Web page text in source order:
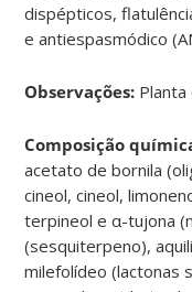
dispépticos,
e antiespasmódico
Observações:
Composição
acetato de bornila
cineol, cineol,
terpineol e α-tujona
(sesquiterpeno),
milefolídeo (lactonas